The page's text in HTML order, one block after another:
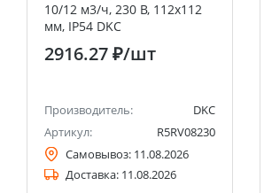
10/12 м3/ч, 230 В, 112x112
мм, IP54 DKC
2916.27 ₽/шт
Производитель:
DKC
Артикул:
R5RV08230
Самовывоз: 11.08.2026
Доставка: 11.08.2026